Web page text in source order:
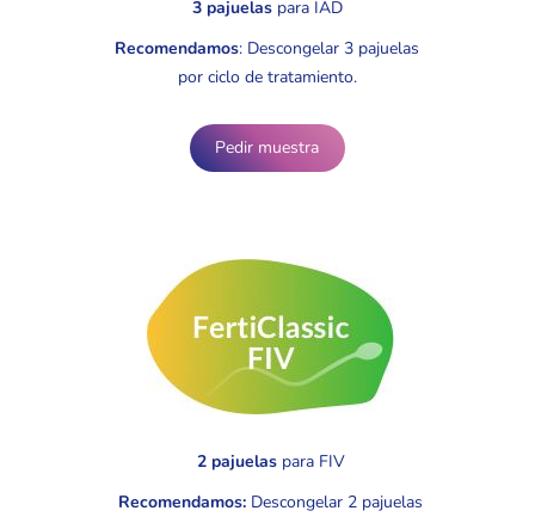
3 pajuelaspara IAD
Recomendamos: Descongelar 3 pajuelas
por ciclo de tratamiento.
Pedir muestra
2 pajuelas para FIV
Recomendamos: Descongelar 2 pajuelas